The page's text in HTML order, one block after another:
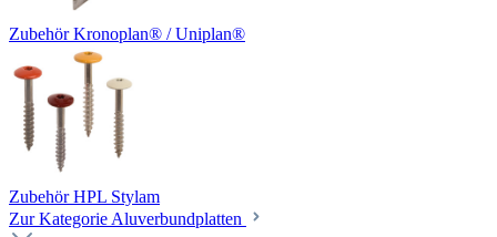
Zubehör Kronoplan® / Uniplan®
Zubehör HPL Stylam
Zur Kategorie Aluverbundplatten